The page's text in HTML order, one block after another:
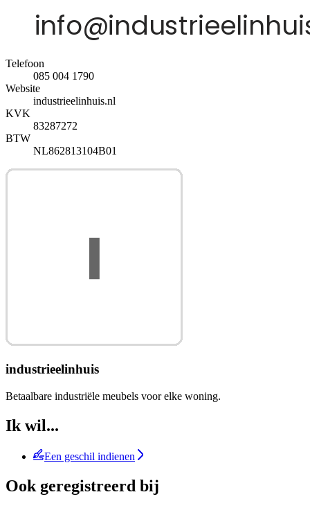
Telefoon
085 004 1790
Website
industrieelinhuis.nl
KVK
83287272
BTW
NL862813104B01
industrieelinhuis
Betaalbare industriële meubels voor elke woning.
Ik wil...
Een geschil indienen
Ook geregistreerd bij